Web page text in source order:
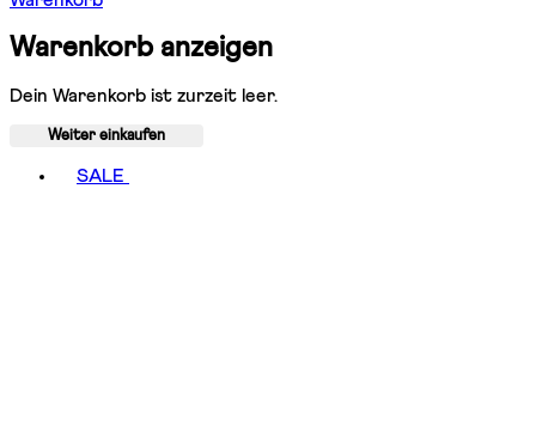
Warenkorb anzeigen
Dein Warenkorb ist zurzeit leer.
Weiter einkaufen
SALE